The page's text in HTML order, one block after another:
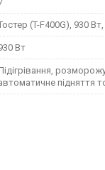
(T-F400G), 930
Вт
підняття